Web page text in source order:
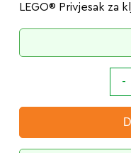
LEGO® Privjesak za